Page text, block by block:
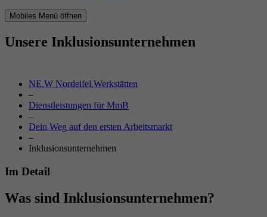
Mobiles Menü öffnen
Unsere Inklusionsunternehmen
NE.W Nordeifel.Werkstätten
–
Dienstleistungen für MmB
–
Dein Weg auf den ersten Arbeitsmarkt
–
Inklusionsunternehmen
Im Detail
Was sind Inklusionsunternehmen?